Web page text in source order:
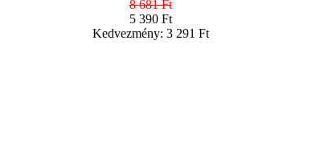
8 681 Ft
5 390 Ft
Kedvezmény: 3 291 Ft